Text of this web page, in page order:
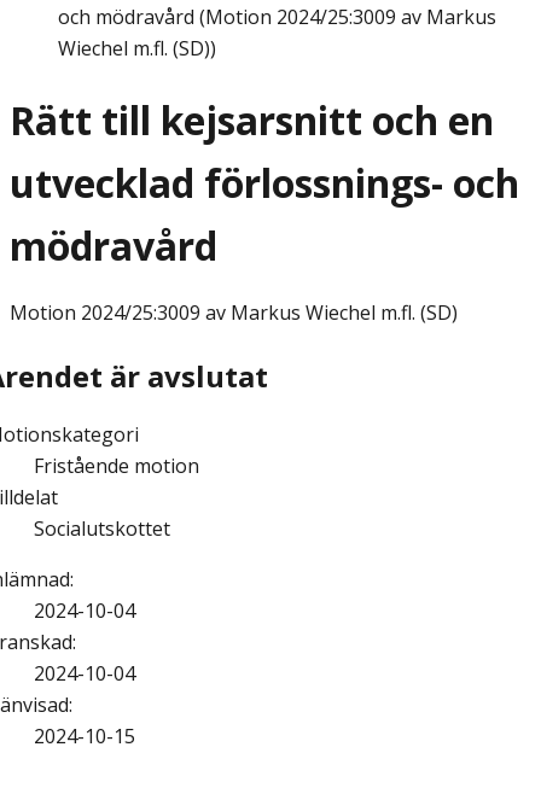
och mödravård (Motion 2024/25:3009 av Markus
Wiechel m.fl. (SD))
Rätt till kejsarsnitt och en
utvecklad förlossnings- och
mödravård
Motion 2024/25:3009 av Markus Wiechel m.fl. (SD)
är avslutat
Fristående motion
Socialutskottet
:
2024-10-04
:
2024-10-04
:
2024-10-15